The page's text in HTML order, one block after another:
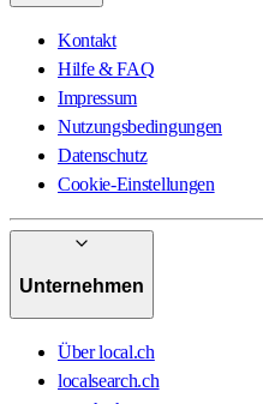
Kontakt
Hilfe & FAQ
Impressum
Nutzungsbedingungen
Datenschutz
Cookie-Einstellungen
Unternehmen
Über local.ch
localsearch.ch